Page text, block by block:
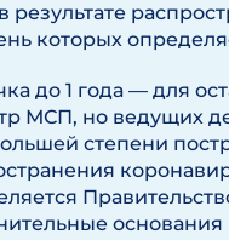
результате
которых
до 1 года — для
МСП, но ведущих
степени
основания